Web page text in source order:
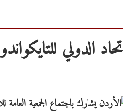
الدولي للتايكواندو